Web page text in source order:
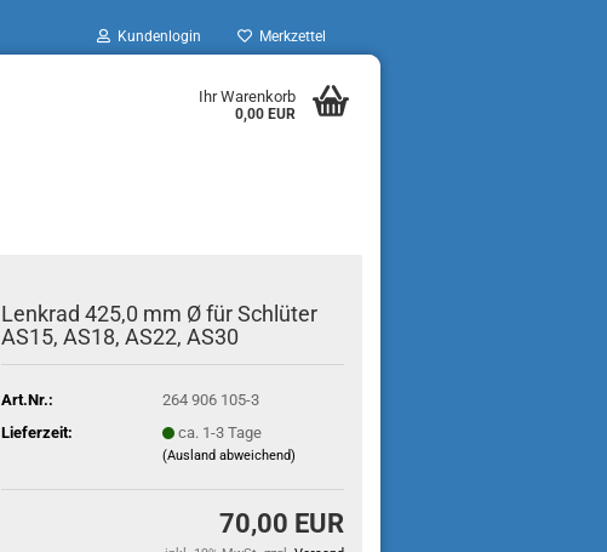
Kundenlogin Merkzettel
Ihr Warenkorb
0,00 EUR
Lenkrad 425,0 mm Ø für Schlüter
AS15, AS18, AS22, AS30
Art.Nr.:
264 906 105-3
Lieferzeit:
ca. 1-3 Tage
(Ausland abweichend)
70,00 EUR